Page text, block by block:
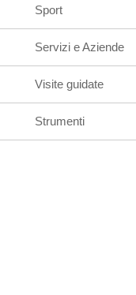
Sport
Servizi e Aziende
Visite guidate
Strumenti